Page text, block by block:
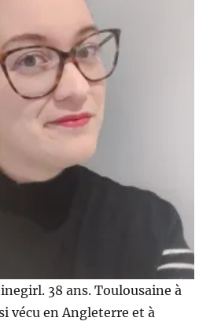
38 ans. Toulousaine à
vécu en Angleterre et à